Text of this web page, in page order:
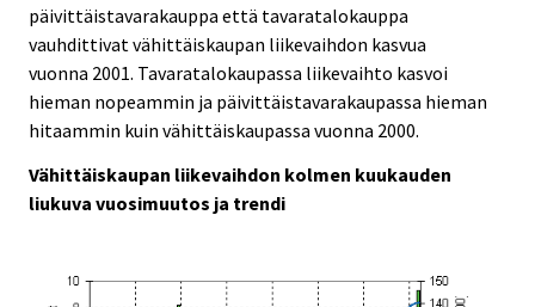
päivittäistavarakauppa että tavaratalokauppa
vauhdittivat vähittäiskaupan liikevaihdon kasvua
vuonna 2001. Tavaratalokaupassa liikevaihto kasvoi
hieman nopeammin ja päivittäistavarakaupassa hieman
hitaammin kuin vähittäiskaupassa vuonna 2000.
Vähittäiskaupan liikevaihdon kolmen kuukauden
liukuva vuosimuutos ja trendi